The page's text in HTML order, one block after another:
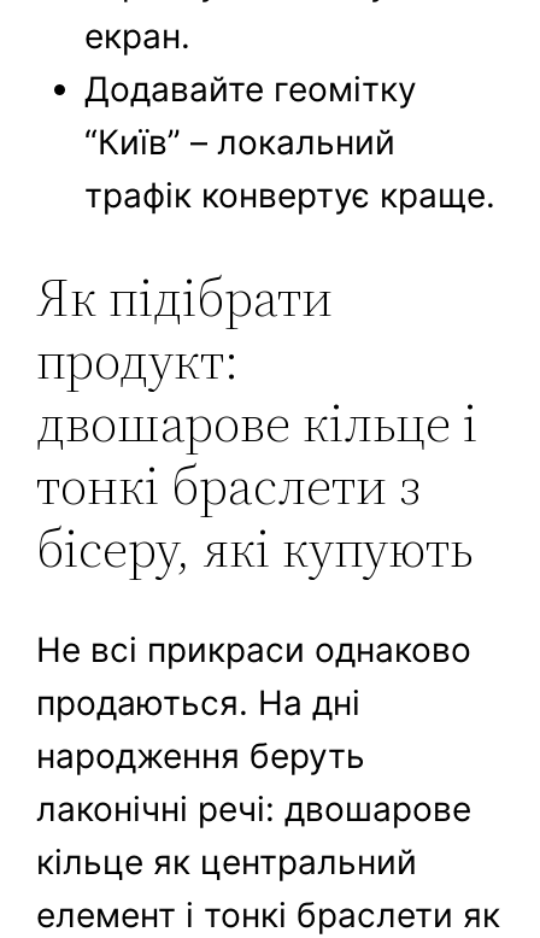
екран.
Додавайте геомітку
“Київ” – локальний
трафік конвертує краще.
Як підібрати
продукт:
двошарове кільце і
тонкі браслети з
бісеру, які купують
Не всі прикраси однаково
продаються. На дні
народження беруть
лаконічні речі: двошарове
кільце як центральний
елемент і тонкі браслети як